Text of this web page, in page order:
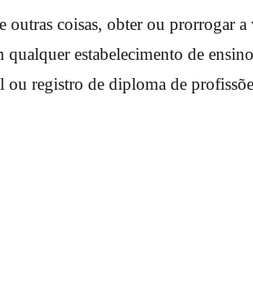
outras coisas, obter ou prorrogar
qualquer estabelecimento de
registro de diploma de